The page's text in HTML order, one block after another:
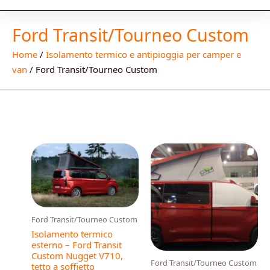
Ford Transit/Tourneo Custom
Home / Isolamento termico e antipioggia per camper e
van / Ford Transit/Tourneo Custom
Ford Transit/Tourneo Custom
Isolamento termico
esterno – Ford Transit
Custom Nugget V710,
tetto a soffietto
Questo
prodotto
ha
più
varianti.
Le
opzioni
possono
Ford Transit/Tourneo Custom